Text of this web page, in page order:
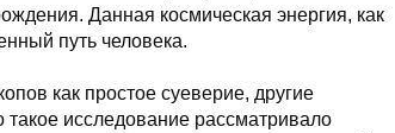
Данная космическая энергия, как
путь человека.
как простое суеверие, другие
исследование рассматривало